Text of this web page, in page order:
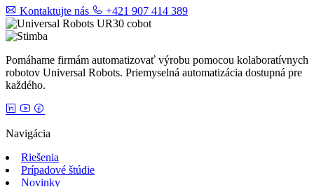
Kontaktujte nás +421 907 414 389
Pomáhame firmám automatizovať výrobu pomocou kolaboratívnych
robotov Universal Robots. Priemyselná automatizácia dostupná pre
každého.
Navigácia
Riešenia
Prípadové štúdie
Novinky